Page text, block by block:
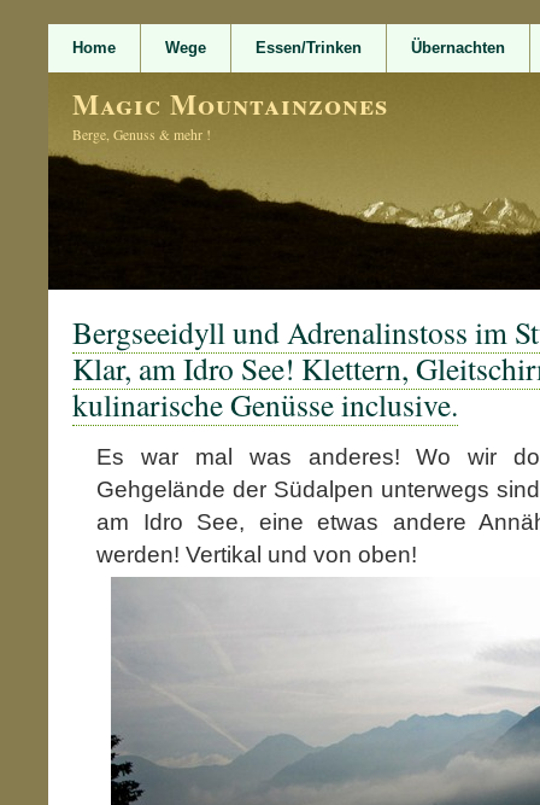
Home Wege Essen/Trinken Übernachten
Magic Mountainzones
Berge, Genuss & mehr !
Bergseeidyll und Adrenalinstoss im
Klar, am Idro See! Klettern,
kulinarische Genüsse inclusive.
Es war mal was anderes! Wo wir
Gehgelände der Südalpen unterwegs
am Idro See, eine etwas andere
werden! Vertikal und von oben!